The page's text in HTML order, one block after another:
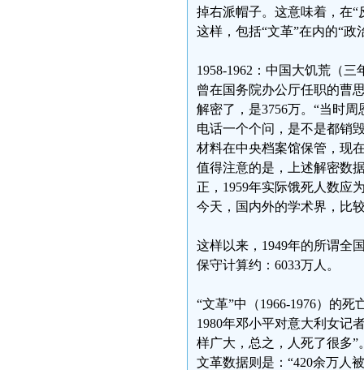
掉右派帽子。这意味着，在“
这样，包括“文革”在内的“政
1958-1962：中国大饥荒（
曾在国务院办公厅任职的曹
解密了，是3756万。“当时
电话一个个问，是不是都销
材料在中央档案馆保管，现
值得注意的是，上述解密数
正，1959年实际饿死人数应
今天，国内外的学术界，比
这样以来，1949年的所谓全
保守计算约：6033万人。
“文革”中（1966-1976）的死
1980年邓小平对意大利女记
样广大，总之，人死了很多
文革数据则是：“420余万人